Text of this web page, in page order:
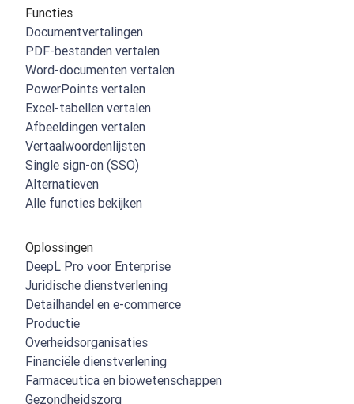
Functies
Documentvertalingen
PDF-bestanden vertalen
Word-documenten vertalen
PowerPoints vertalen
Excel-tabellen vertalen
Afbeeldingen vertalen
Vertaalwoordenlijsten
Single sign-on (SSO)
Alternatieven
Alle functies bekijken
Oplossingen
DeepL Pro voor Enterprise
Juridische dienstverlening
Detailhandel en e-commerce
Productie
Overheidsorganisaties
Financiële dienstverlening
Farmaceutica en biowetenschappen
Gezondheidszorg